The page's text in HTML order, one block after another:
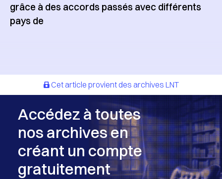
grâce à des accords passés avec différents
pays de
Cet article provient des archives LNT
Accédez à toutes
nos archives en
créant un compte
gratuitement